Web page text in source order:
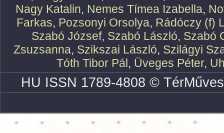
Nagy Katalin, Nemes Tímea Izabella,
Farkas, Pozsonyi Orsolya, Rádóczy (f)
Szabó József, Szabó László, Szabó
Zsuzsanna, Szikszai László, Szilágyi
Tóth Tibor Pál, Üveges Péter,
HU ISSN 1789-4808 ©